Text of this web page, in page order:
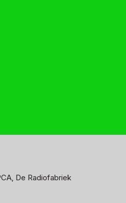
De Radiofabriek